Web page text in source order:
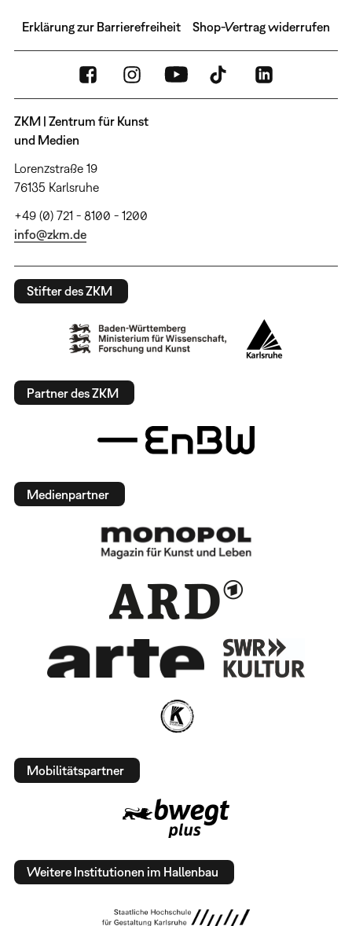
Erklärung zur Barrierefreiheit Shop-Vertrag widerrufen
ZKM | Zentrum für Kunst
und Medien
Lorenzstraße 19
76135 Karlsruhe
+49 (0) 721 - 8100 - 1200
info@zkm.de
Stifter des ZKM
Partner des ZKM
Medienpartner
Mobilitätspartner
Weitere Institutionen im Hallenbau